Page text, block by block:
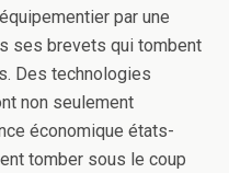
par une
ses brevets qui tombent
Des technologies
non seulement
économique états-
tomber sous le coup